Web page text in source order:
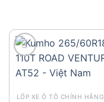
add
LỐP XE Ô TÔ CHÍNH HÃNG